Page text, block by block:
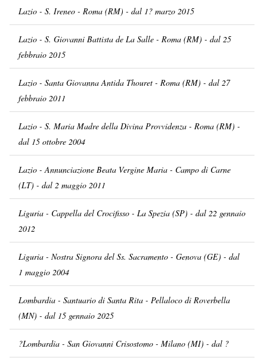
Lazio - S. Ireneo - Roma (RM) - dal 1? marzo 2015
Lazio - S. Giovanni Battista de La Salle - Roma (RM) - dal 25
febbraio 2015
Lazio - Santa Giovanna Antida Thouret - Roma (RM) - dal 27
febbraio 2011
Lazio - S. Maria Madre della Divina Provvidenza - Roma (RM) -
dal 15 ottobre 2004
Lazio - Annunciazione Beata Vergine Maria - Campo di Carne
(LT) - dal 2 maggio 2011
Liguria - Cappella del Crocifisso - La Spezia (SP) - dal 22 gennaio
2012
Liguria - Nostra Signora del Ss. Sacramento - Genova (GE) - dal
1 maggio 2004
Lombardia - Santuario di Santa Rita - Pellaloco di Roverbella
(MN) - dal 15 gennaio 2025
?Lombardia - San Giovanni Crisostomo - Milano (MI) - dal ?